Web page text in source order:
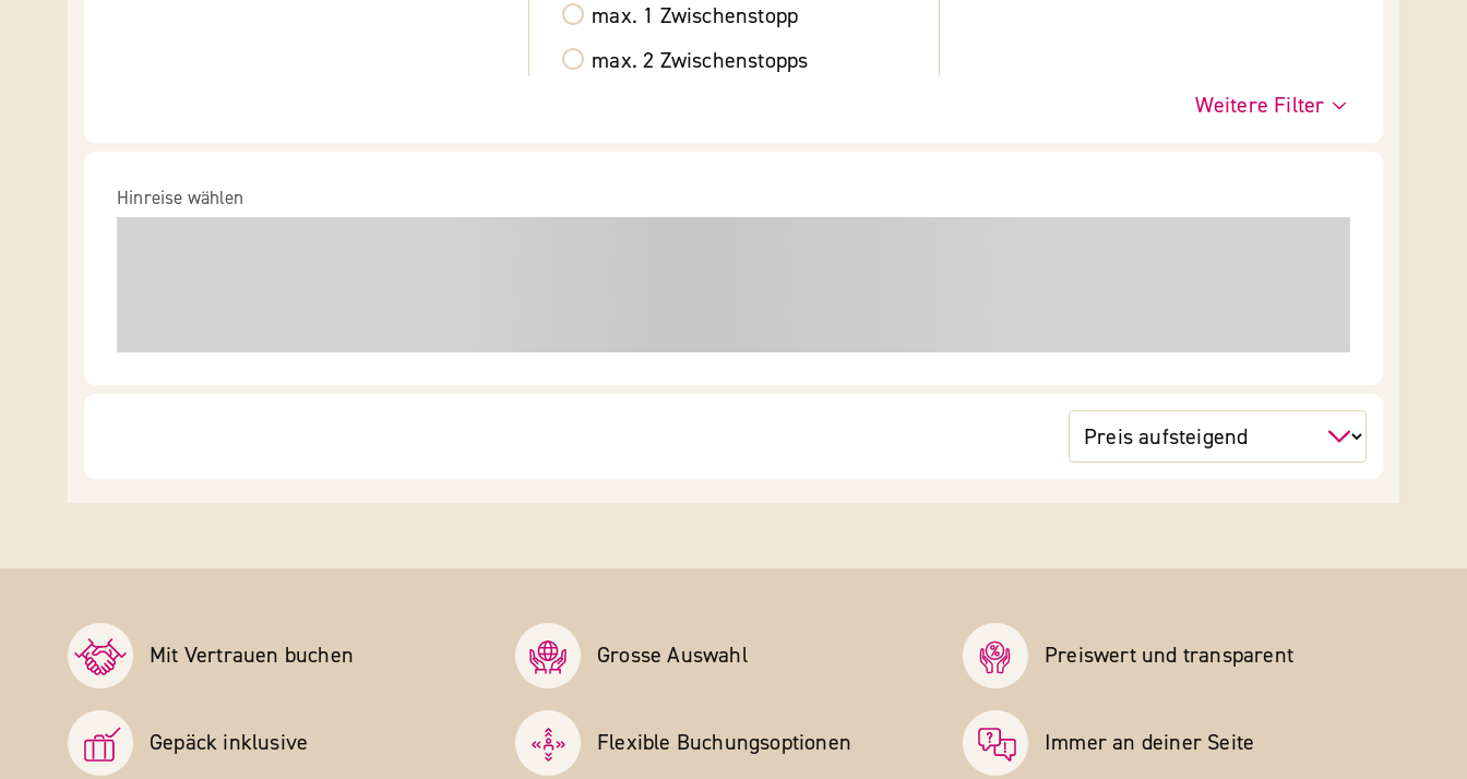
max. 1 Zwischenstopp
max. 2 Zwischenstopps
Weitere Filter
Hinreise wählen
Mit Vertrauen buchen Grosse Auswahl Preiswert und transparent
Gepäck inklusive Flexible Buchungs­optionen Immer an deiner Seite